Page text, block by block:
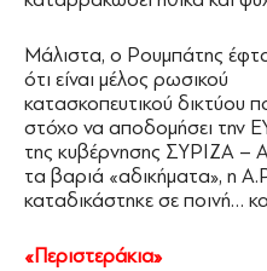
Μάλιστα, ο Ρουμπάτης
ότι είναι μέλος ρωσικού
κατασκοπευτικού δικτύου
στόχο να αποδομήσει την
της κυβέρνησης ΣΥΡΙΖΑ –
τα βαριά «αδικήματα», η
καταδικάστηκε σε ποινή…
«Περιστεράκια»